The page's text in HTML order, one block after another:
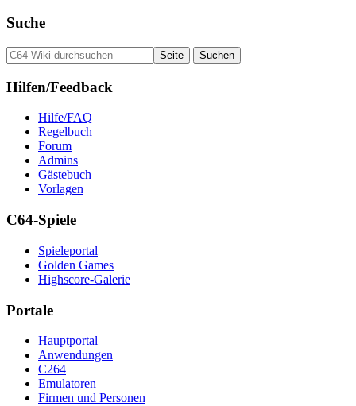
Suche
Hilfen/Feedback
Hilfe/FAQ
Regelbuch
Forum
Admins
Gästebuch
Vorlagen
C64-Spiele
Spieleportal
Golden Games
Highscore-Galerie
Portale
Hauptportal
Anwendungen
C264
Emulatoren
Firmen und Personen